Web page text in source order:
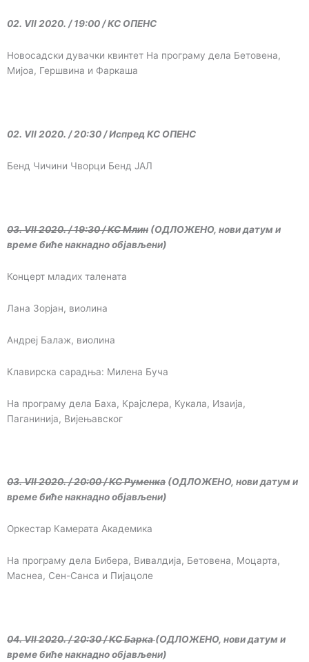
02. VII 2020. / 19:00 / КС ОПЕНС
Новосадски дувачки квинтет На програму дела Бетовена,
Мијоа, Гершвина и Фаркаша
02. VII 2020. / 20:30 / Испред КС ОПЕНС
Бенд Чичини Чворци Бенд ЈАЛ
03. VII 2020. / 19:30 / КС Млин (ОДЛОЖЕНО, нови датум и
време биће накнадно објављени)
Концерт младих талената
Лана Зорјан, виолина
Андреј Балаж, виолина
Клавирска сарадња: Милена Буча
На програму дела Баха, Крајслера, Кукала, Изаија,
Паганинија, Вијењавског
03. VII 2020. / 20:00 / КС Руменка (ОДЛОЖЕНО, нови датум и
време биће накнадно објављени)
Оркестар Камерата Академика
На програму дела Бибера, Вивалдија, Бетовена, Моцарта,
Маснеа, Сен-Санса и Пијацоле
04. VII 2020. / 20:30 / КС Барка(ОДЛОЖЕНО, нови датум и
време биће накнадно објављени)